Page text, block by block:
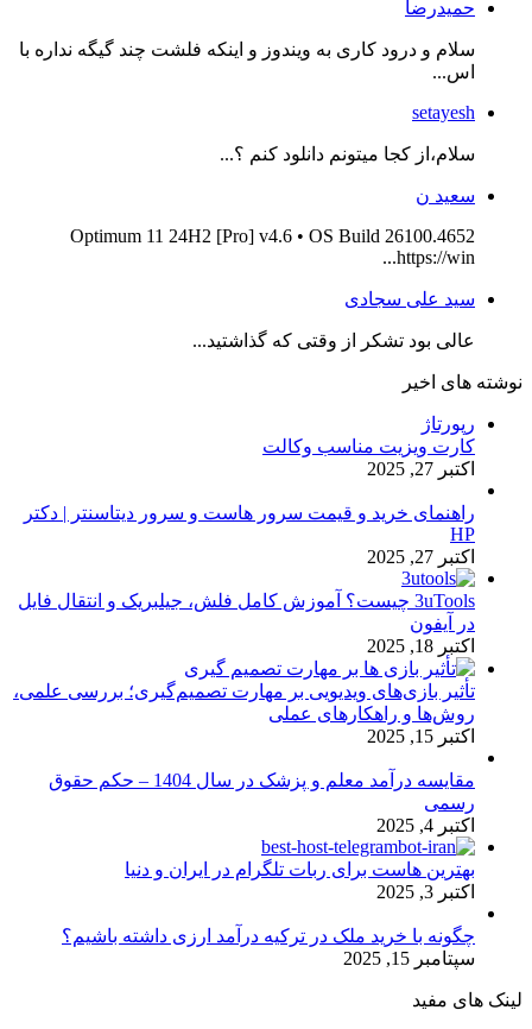
حمیدرضا
سلام و درود کاری به ویندوز و اینکه فلشت چند گیگه نداره با
اس...
setayesh
سلام،از کجا میتونم دانلود کنم ؟...
سعید ن
Optimum 11 24H2 [Pro] v4.6 • OS Build 26100.4652
https://win...
سید علی سجادی
عالی بود تشکر از وقتی که گذاشتید...
نوشته های اخیر
رپورتاژ
کارت ویزیت مناسب وکالت
اکتبر 27, 2025
راهنمای خرید و قیمت سرور هاست و سرور دیتاسنتر | دکتر
HP
اکتبر 27, 2025
3uTools چیست؟ آموزش کامل فلش، جیلبریک و انتقال فایل
در آیفون
اکتبر 18, 2025
تأثیر بازی‌های ویدیویی بر مهارت تصمیم‌گیری؛ بررسی علمی،
روش‌ها و راهکارهای عملی
اکتبر 15, 2025
مقایسه درآمد معلم و پزشک در سال 1404 – حکم حقوق
رسمی
اکتبر 4, 2025
بهترین هاست برای ربات تلگرام در ایران و دنیا
اکتبر 3, 2025
چگونه با خرید ملک در ترکیه درآمد ارزی داشته باشیم؟
سپتامبر 15, 2025
لینک های مفید